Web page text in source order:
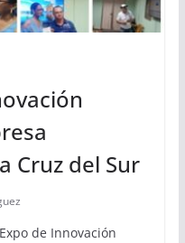
Cruz del Sur
de Innovación